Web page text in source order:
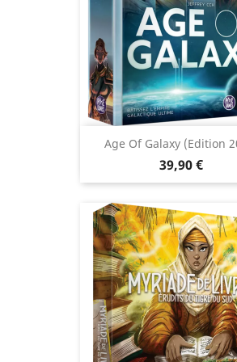
Age Of Galaxy (Edition
Prix
39,90 €